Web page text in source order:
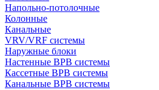
Напольно-потолочные
Колонные
Канальные
VRV/VRF системы
Наружные блоки
Настенные ВРВ системы
Кассетные ВРВ системы
Канальные ВРВ системы